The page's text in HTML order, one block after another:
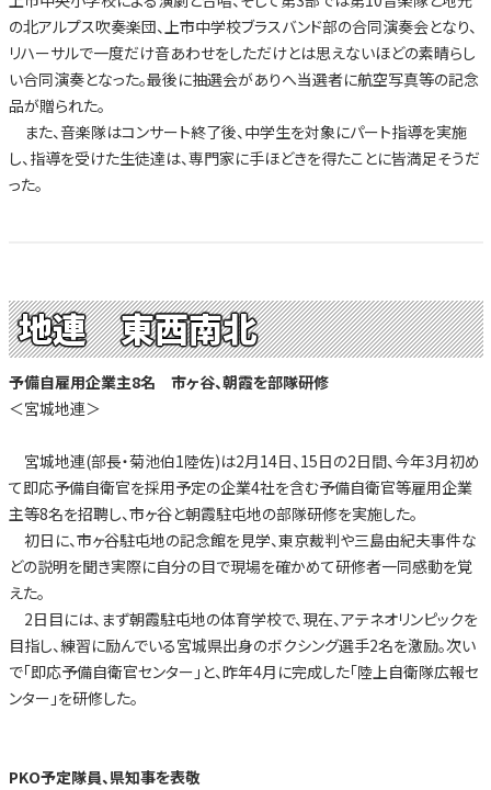
の北アルプス吹奏楽団、上市中学校ブラスバンド部の合同演奏会となり、
リハーサルで一度だけ音あわせをしただけとは思えないほどの素晴らし
い合同演奏となった。最後に抽選会がありへ当選者に航空写真等の記念
品が贈られた。
また、音楽隊はコンサート終了後、中学生を対象にパート指導を実施
し、指導を受けた生徒達は、専門家に手ほどきを得たことに皆満足そうだ
った。
地連 東西南北
予備自雇用企業主8名 市ヶ谷、朝霞を部隊研修
＜宮城地連＞
宮城地連(部長・菊池伯1陸佐)は2月14日、15日の2日間、今年3月初め
て即応予備自衛官を採用予定の企業4社を含む予備自衛官等雇用企業
主等8名を招聘し、市ヶ谷と朝霞駐屯地の部隊研修を実施した。
初日に、市ヶ谷駐屯地の記念館を見学、東京裁判や三島由紀夫事件な
どの説明を聞き実際に自分の目で現場を確かめて研修者一同感動を覚
えた。
2日目には、まず朝霞駐屯地の体育学校で、現在、アテネオリンピックを
目指し、練習に励んでいる宮城県出身のボクシング選手2名を激励。次い
で「即応予備自衛官センター」と、昨年4月に完成した「陸上自衛隊広報セ
ンター」を研修した。
PKO予定隊員、県知事を表敬